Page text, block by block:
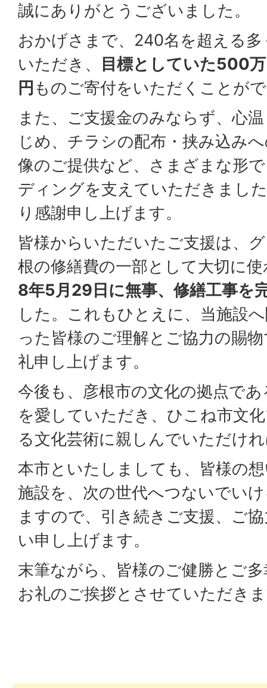
誠にありがとうございました。
おかげさまで、240名を超える
いただき、
目標としていた500
円 ものご寄付をいただくことが
また、ご支援金のみならず、心
じめ、チラシの配布・挟み込み
像のご提供など、さまざまな形
ディングを支えていただきまし
り感謝申し上げます。
皆様からいただいたご支援は、
根の修繕費の一部として大切に
8年5月29日に無事、修繕工事を
した。これもひとえに、当施設
った皆様のご理解とご協力の賜
礼申し上げます。
今後も、彦根市の文化の拠点で
を愛していただき、ひこね市文
る文化芸術に親しんでいただけ
本市といたしましても、皆様の
施設を、次の世代へつないでい
ますので、引き続きご支援、ご
い申し上げます。
末筆ながら、皆様のご健勝とご
お礼のご挨拶とさせていただき